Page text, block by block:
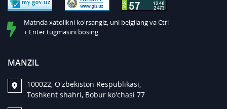
Matnda xatolikni ko'rsangiz, uni belgilang va Ctrl
+ Enter tugmasini bosing.
MANZIL
100022, O'zbekiston Respublikasi,
Toshkent shahri, Bobur ko'chasi 77